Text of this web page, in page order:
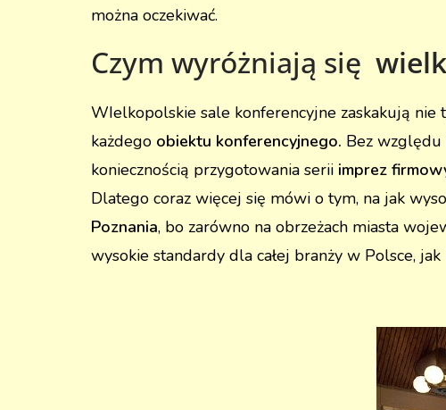
można oczekiwać.
Czym wyróżniają się
WIelkopolskie sale konferencyjne zaskakują
każdego obiektu konferencyjnego. Bez względu
koniecznością przygotowania serii imprez
Dlatego coraz więcej się mówi o tym, na jak
Poznania, bo zarówno na obrzeżach miasta
wysokie standardy dla całej branży w Polsce, jak